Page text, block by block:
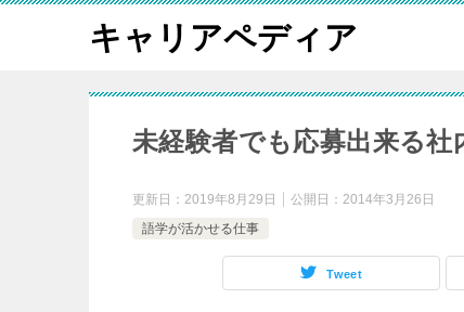
キャリアペディア
未経験者でも応募出来る
更新日： 2019年8月29日 公開日： 2014年3月26日
語学が活かせる仕事
Tweet